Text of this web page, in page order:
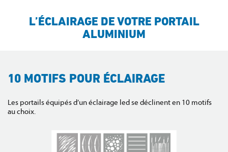
L’ÉCLAIRAGE DE VOTRE PORTAIL
ALUMINIUM
10 MOTIFS POUR ÉCLAIRAGE
Les portails équipés d’un éclairage led se déclinent en 10 motifs
au choix.